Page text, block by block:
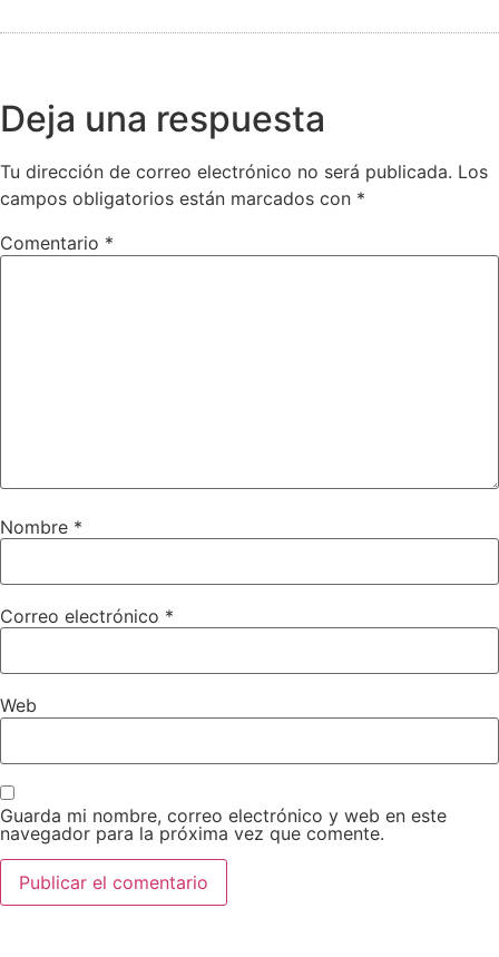
Deja una respuesta
Tu dirección de correo electrónico no será publicada. Los
campos obligatorios están marcados con *
Comentario *
Nombre *
Correo electrónico *
Web
Guarda mi nombre, correo electrónico y web en este
navegador para la próxima vez que comente.